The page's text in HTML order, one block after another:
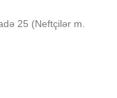
25 (Neftçilər m.